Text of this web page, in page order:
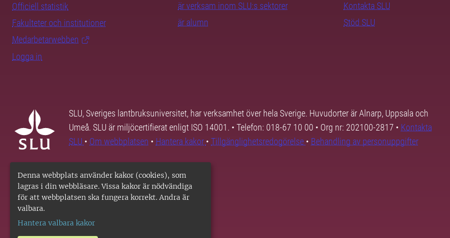
Denna webbplats använder kakor (cookies), som
lagras i din webbläsare. Vissa kakor är nödvändiga
för att webbplatsen ska fungera korrekt. Andra är
valbara.
Hantera valbara kakor
Officiell statistik
Fakulteter och institutioner
Medarbetarwebben
Logga in
är verksam inom SLU:s sektorer
är alumn
Kontakta SLU
Stöd SLU
SLU, Sveriges lantbruksuniversitet, har verksamhet över hela Sverige. Huvudorter är Alnarp, Uppsala och
Umeå. SLU är miljöcertifierat enligt ISO 14001. • Telefon: 018-67 10 00 • Org nr: 202100-2817 • Kontakta
SLU • Om webbplatsen • Hantera kakor • Tillgänglighetsredogörelse • Behandling av personuppgifter